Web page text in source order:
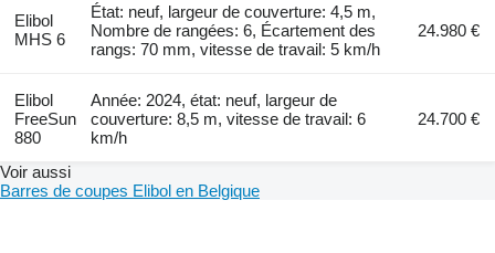
Elibol
MHS 6
État: neuf, largeur de couverture: 4,5 m,
Nombre de rangées: 6, Écartement des
rangs: 70 mm, vitesse de travail: 5 km/h
24.980 €
Elibol
FreeSun
880
Année: 2024, état: neuf, largeur de
couverture: 8,5 m, vitesse de travail: 6
km/h
24.700 €
Voir aussi
Barres de coupes Elibol en Belgique